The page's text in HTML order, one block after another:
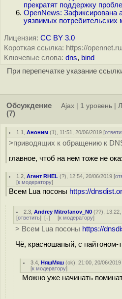
прекратят поддержку
OpenNews: Зафиксирована
уязвимых потребительских
Лицензия: CC BY 3.0
Короткая ссылка: https://
Ключевые слова: dns, bind
При перепечатке указание
Обсуждение
(7)
Ajax 1 уровень
1.1 ,Аноним (1), 11:51, 20/06/2019 [
>приводящих к обращению к
главное, чтоб на нем тоже не
1.2 ,Агент RHEL (?), 12:54, 20/06/2019 [
[к модератору]
Всем Lua посоны https://
2.3 ,Andrey Mitrofanov_N0 (??),
[ответить] [↓] [к модератору]
> Всем Lua посоны https://
Чё, красношапый, с пайтоном-
3.4 ,НяшМяш (ok), 21:00, 20/06/2019
[к модератору]
Можно уже начинать